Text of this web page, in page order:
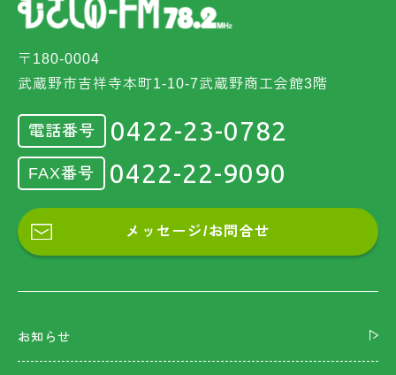
〒180-0004
武蔵野市吉祥寺本町1-10-7武蔵野商工会館3階
電話番号 0422-23-0782
FAX番号 0422-22-9090
メッセージ/お問合せ
お知らせ